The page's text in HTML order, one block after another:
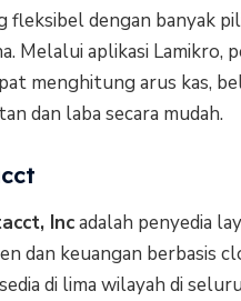
fleksibel dengan banyak
Melalui aplikasi Lamikro,
menghitung arus kas,
dan laba secara mudah.
Incadalah penyedia
dan keuangan berbasis
di lima wilayah di